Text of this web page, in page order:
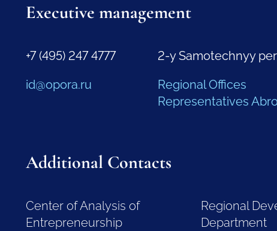
Executive management
+7 (495) 247 4777
id@opora.ru
2-y Samotechnyy
Regional Offices
Representatives
Additional Contacts
Center of Analysis of
Entrepreneurship
Regional
Department